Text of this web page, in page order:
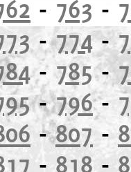
- 763 -
-774-
- 785-
-796-
-807-
- 818-